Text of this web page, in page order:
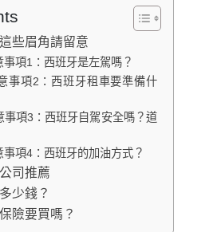
些眉角請留意
項1：西班牙是左駕嗎？
事項2：西班牙租車要準備什
事項3：西班牙自駕安全嗎？道
事項4：西班牙的加油方式？
司推薦
少錢？
險要買嗎？